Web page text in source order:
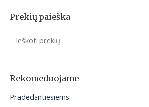
Prekių paieška
I
e
o
Rekomeduojame
Pradedantiesiems